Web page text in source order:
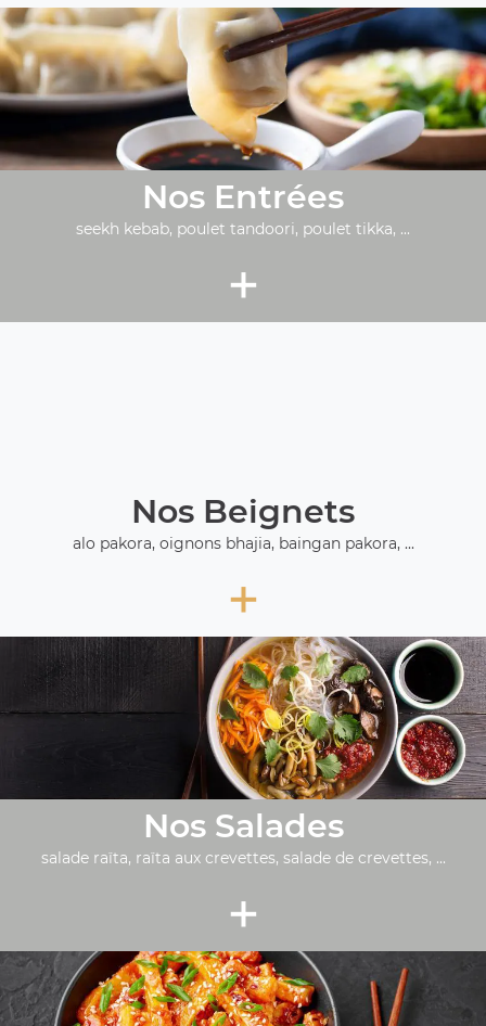
Nos Entrées
seekh kebab, poulet tandoori, poulet tikka, ...
+
Nos Beignets
alo pakora, oignons bhajia, baingan pakora, ...
+
Nos Salades
salade raïta, raïta aux crevettes, salade de crevettes, ...
+